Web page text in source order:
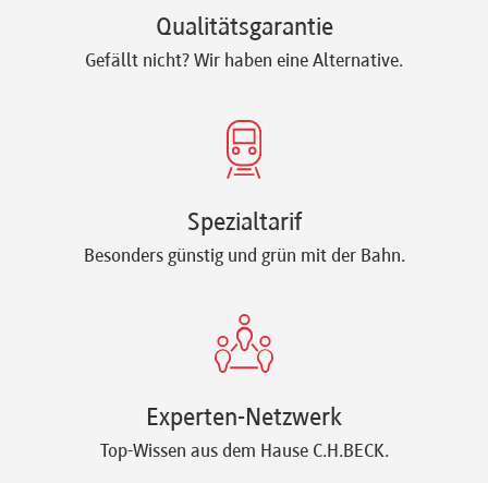
Qualitätsgarantie
Gefällt nicht? Wir haben eine Alternative.
Spezialtarif
Besonders günstig und grün mit der Bahn.
Experten-Netzwerk
Top-Wissen aus dem Hause C.H.BECK.